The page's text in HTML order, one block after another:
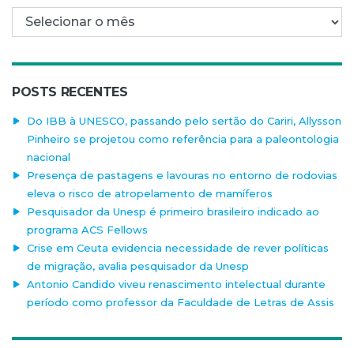
Arquivo mensal
POSTS RECENTES
Do IBB à UNESCO, passando pelo sertão do Cariri, Allysson
Pinheiro se projetou como referência para a paleontologia
nacional
Presença de pastagens e lavouras no entorno de rodovias
eleva o risco de atropelamento de mamíferos
Pesquisador da Unesp é primeiro brasileiro indicado ao
programa ACS Fellows
Crise em Ceuta evidencia necessidade de rever políticas
de migração, avalia pesquisador da Unesp
Antonio Candido viveu renascimento intelectual durante
período como professor da Faculdade de Letras de Assis